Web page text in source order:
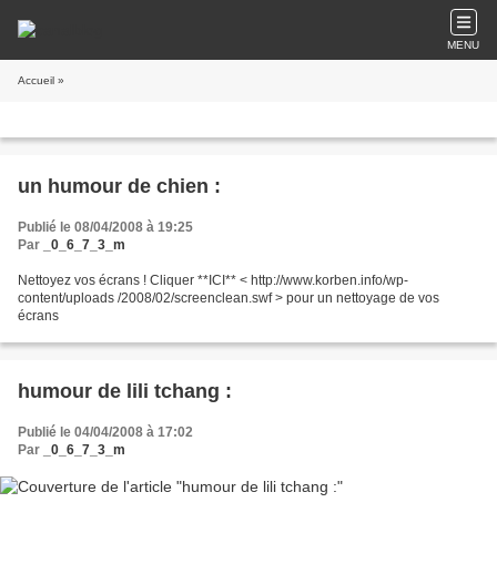
MENU
Accueil »
un humour de chien :
Publié le 08/04/2008 à 19:25
Par
_0_6_7_3_m
Nettoyez vos écrans ! Cliquer **ICI** < http://www.korben.info/wp-
content/uploads /2008/02/screenclean.swf > pour un nettoyage de vos
écrans
humour de lili tchang :
Publié le 04/04/2008 à 17:02
Par
_0_6_7_3_m